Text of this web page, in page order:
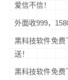
爱信不信！
外面收999，
黑科技软件免费
送！
黑科技软件免费